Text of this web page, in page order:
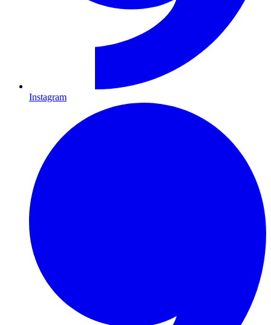
Instagram